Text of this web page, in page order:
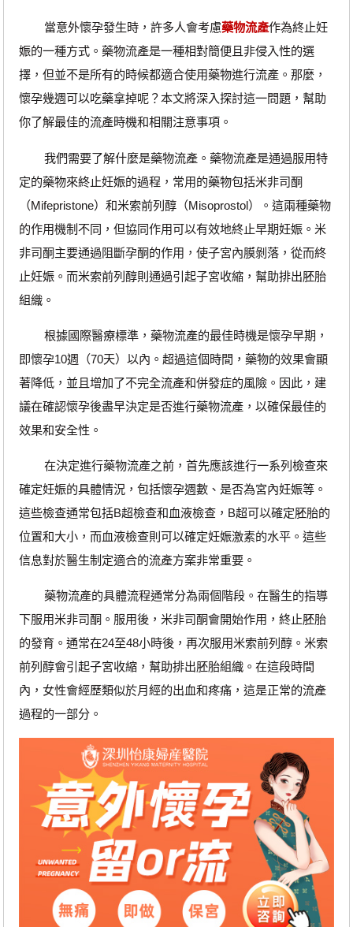
當意外懷孕發生時，許多人會考慮藥物流產作為終止妊
娠的一種方式。藥物流產是一種相對簡便且非侵入性的選
擇，但並不是所有的時候都適合使用藥物進行流產。那麼，
懷孕幾週可以吃藥拿掉呢？本文將深入探討這一問題，幫助
你了解最佳的流產時機和相關注意事項。
我們需要了解什麼是藥物流產。藥物流產是通過服用特
定的藥物來終止妊娠的過程，常用的藥物包括米非司酮
（Mifepristone）和米索前列醇（Misoprostol）。這兩種藥物
的作用機制不同，但協同作用可以有效地終止早期妊娠。米
非司酮主要通過阻斷孕酮的作用，使子宮內膜剝落，從而終
止妊娠。而米索前列醇則通過引起子宮收縮，幫助排出胚胎
組織。
根據國際醫療標準，藥物流產的最佳時機是懷孕早期，
即懷孕10週（70天）以內。超過這個時間，藥物的效果會顯
著降低，並且增加了不完全流產和併發症的風險。因此，建
議在確認懷孕後盡早決定是否進行藥物流產，以確保最佳的
效果和安全性。
在決定進行藥物流產之前，首先應該進行一系列檢查來
確定妊娠的具體情況，包括懷孕週數、是否為宮內妊娠等。
這些檢查通常包括B超檢查和血液檢查，B超可以確定胚胎的
位置和大小，而血液檢查則可以確定妊娠激素的水平。這些
信息對於醫生制定適合的流產方案非常重要。
藥物流產的具體流程通常分為兩個階段。在醫生的指導
下服用米非司酮。服用後，米非司酮會開始作用，終止胚胎
的發育。通常在24至48小時後，再次服用米索前列醇。米索
前列醇會引起子宮收縮，幫助排出胚胎組織。在這段時間
內，女性會經歷類似於月經的出血和疼痛，這是正常的流產
過程的一部分。